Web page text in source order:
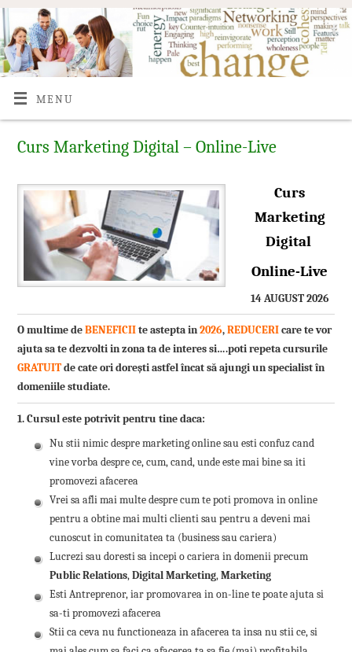
MENU
Curs Marketing Digital – Online-Live
Curs
Marketing
Digital
Online-Live
14 AUGUST 2026
O multime deBENEFICIIte astepta in2026,REDUCERIcare te vor
ajuta sa te dezvolti in zona ta de interes si….poti repeta cursurile
GRATUITde cate ori dorești astfel încat să ajungi un specialist în
domeniile studiate.
1. Cursul este potrivit pentru tine daca:
Nu stii nimic despre marketing online sau esti confuz cand
vine vorba despre ce, cum, cand, unde este mai bine sa iti
promovezi afacerea
Vrei sa afli mai multe despre cum te poti promova in online
pentru a obtine mai multi clienti sau pentru a deveni mai
cunoscut in comunitatea ta (business sau cariera)
Lucrezi sau doresti sa incepi o cariera in domenii precum
Public Relations,Digital Marketing,Marketing
Esti Antreprenor, iar promovarea in on-line te poate ajuta si
sa-ti promovezi afacerea
Stii ca ceva nu functioneaza in afacerea ta insa nu stii ce, si